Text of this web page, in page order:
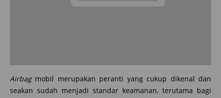
Airbagmobil merupakan peranti yang cukup dikenal dan
seakan sudah menjadi standar keamanan, terutama bagi